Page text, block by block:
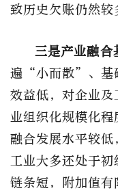
致历史欠账仍然较
三是产业融合
遍“小而散”、基
效益低，对企业
业组织化规模化
融合发展水平较
工业大多还处于
链条短，附加值